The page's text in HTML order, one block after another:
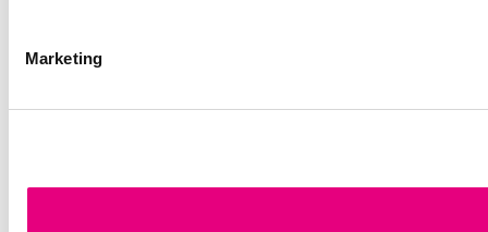
Marketing